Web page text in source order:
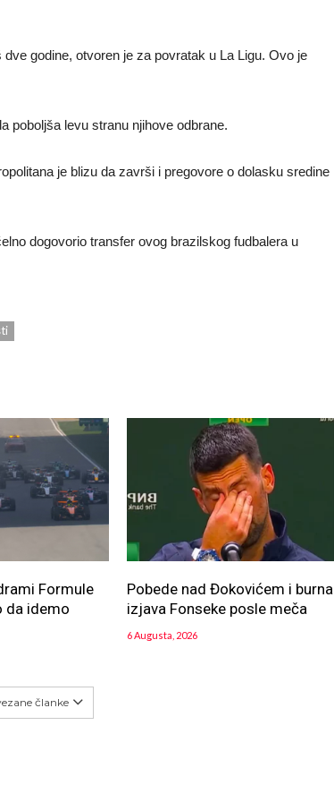
godine, otvoren je za povratak u La Ligu. Ovo je
poboljša levu stranu njihove odbrane.
je blizu da završi i pregovore o dolasku sredine
dogovorio transfer ovog brazilskog fudbalera u
Formule
da idemo
Pobede nad Đokovićem i burna
izjava Fonseke posle meča
6 Augusta, 2026
članke